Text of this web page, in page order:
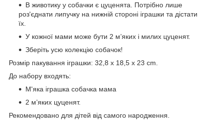
В животику у собачки є цуценята. Потрібно лише
роз'єднати липучку на нижній стороні іграшки та дістати
їх.
У кожної мами може бути 2 м’яких і милих цуценят.
Зберіть усю колекцію собачок!
Розмір пакування іграшки: 32,8 x 18,5 x 23 cm.
До набору входять:
М'яка іграшка собачка мама
2 м’яких цуценят.
Рекомендовано для дітей від самого народження.